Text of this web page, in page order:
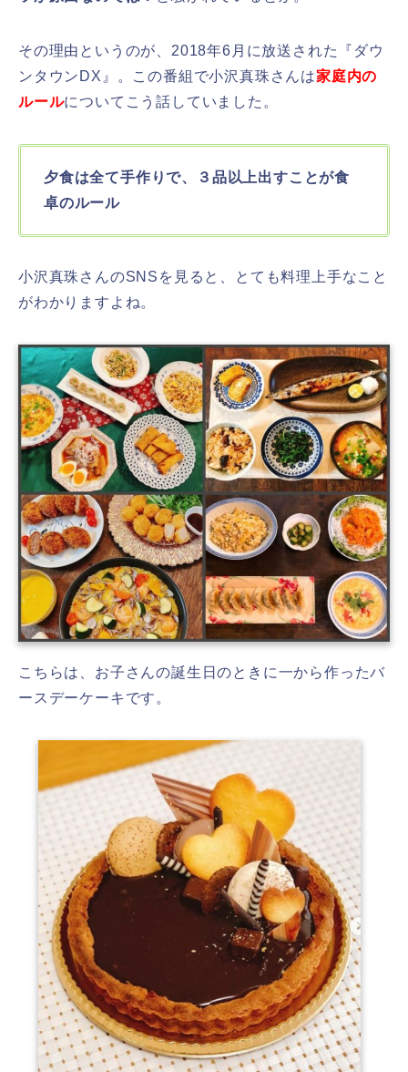
その理由というのが、2018年6月に放送された『ダウ
ンタウンDX』。この番組で小沢真珠さんは家庭内の
ルールについてこう話していました。
夕食は全て手作りで、３品以上出すことが食
卓のルール
小沢真珠さんのSNSを見ると、とても料理上手なこと
がわかりますよね。
こちらは、お子さんの誕生日のときに一から作ったバ
ースデーケーキです。